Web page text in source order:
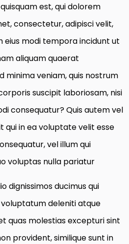
est, qui dolorem
consectetur, adipisci velit,
eius modi tempora incidunt ut
aliquam quaerat
minima veniam, quis nostrum
suscipit laboriosam, nisi
consequatur? Quis autem vel
qui in ea voluptate velit esse
vel illum qui
voluptas nulla pariatur
dignissimos ducimus qui
deleniti atque
quas molestias excepturi sint
provident, similique sunt in